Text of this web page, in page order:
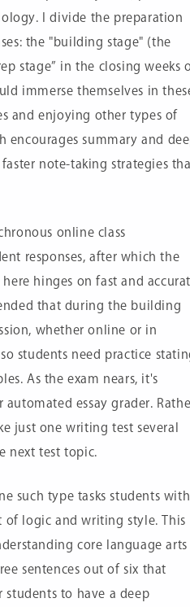
I divide the preparation
the "building stage" (the
stage” in the closing weeks
immerse themselves in
and enjoying other types of
summary and
note-taking strategies
online class
responses, after which the
hinges on fast and
that during the building
whether online or in
students need practice
As the exam nears, it's
essay grader.
just one writing test several
next test topic.
such type tasks students with
of logic and writing style. This
core language arts
sentences out of six that
students to have a deep